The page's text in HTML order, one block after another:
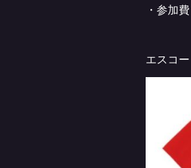
・参加
エスコ